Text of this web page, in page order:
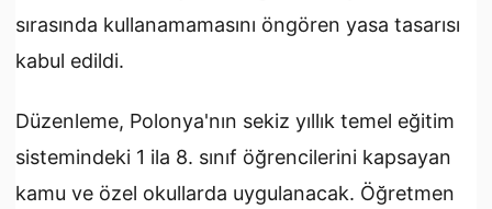
sırasında kullanamamasını öngören yasa tasarısı
kabul edildi.
Düzenleme, Polonya'nın sekiz yıllık temel eğitim
sistemindeki 1 ila 8. sınıf öğrencilerini kapsayan
kamu ve özel okullarda uygulanacak. Öğretmen